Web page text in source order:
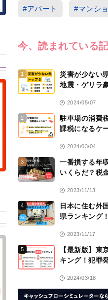
#アパート #マンシ
今、読まれている
1
災害が少ない
地震・ゲリラ
2024/05/07
2
駐車場の消費
課税になるケ
2024/03/04
3
一番損する年
いくらだ？税
2023/11/13
4
日本に住む外
県ランキング
2023/11/17
5
【最新版】東
キング！犯罪
2024/03/18